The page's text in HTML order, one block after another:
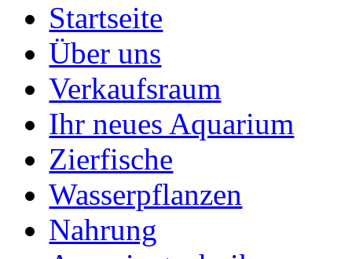
Startseite
Über uns
Verkaufsraum
Ihr neues Aquarium
Zierfische
Wasserpflanzen
Nahrung